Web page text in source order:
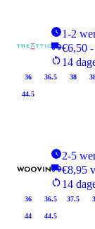
1-2
€6,50
14
36 36.5 38
44.5
2-5
€8,95
14
36 36.5 37.5
44 44.5